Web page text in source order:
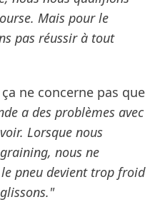
Mais pour le
pas réussir à tout
ne concerne pas que
a des problèmes avec
Lorsque nous
nous ne
pneu devient trop froid